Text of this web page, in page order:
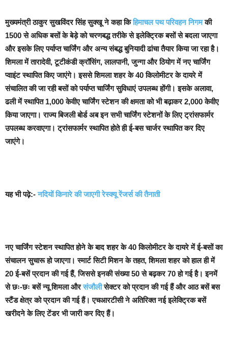
मुख्यमंत्री ठाकुर सुखविंदर सिंह सुक्खू ने कहा किहिमाचल पथ परिवहन निगमकी
1500 से अधिक बसों के बेड़े को चरणबद्ध तरीके से इलेक्ट्रिक बसों से बदला जाएगा
और इसके लिए पर्याप्त चार्जिंग और अन्य संबद्ध बुनियादी ढांचा तैयार किया जा रहा है।
शिमला में तारादेवी, टूटीकंडी क्रॉसिंग, लालपानी, जुन्गा और ठियोग में नए चार्जिंग
प्वाइंट स्थापित किए जाएंगे। इससे शिमला शहर के 40 किलोमीटर के दायरे में
संचालित की जा रही बसों को पर्याप्त चार्जिंग सुविधाएं उपलब्ध होंगी। इसके अलावा,
ढली में स्थापित 1,000 केवीए चार्जिंग स्टेशन की क्षमता को भी बढ़ाकर 2,000 केवीए
किया जाएगा। राज्य बिजली बोर्ड अब इन सभी चार्जिंग स्टेशनों के लिए ट्रांसफार्मर
उपलब्ध करवाएगा। ट्रांसफार्मर स्थापित होते ही ई-बस चार्जर स्थापित कर दिए
जाएंगे।
यह भी पढ़े:-नदियों किनारे की जाएगी रेस्क्यू रेंजर्स की तैनाती
नए चार्जिंग स्टेशन स्थापित होने के बाद शहर के 40 किलोमीटर के दायरे में ई-बसों का
संचालन सुचारू हो जाएगा। स्मार्ट सिटी मिशन के तहत, शिमला शहर को हाल ही में
20 ई-बसें प्रदान की गई हैं, जिससे इनकी संख्या 50 से बढ़कर 70 हो गई है। इनमें
से छः-छः बसें न्यू शिमला औरसंजौलीसेक्टर को प्रदान की गई हैं और आठ बसें बस
स्टैंड क्षेत्र को प्रदान की गई हैं। एचआरटीसी ने अतिरिक्त नई इलेक्ट्रिक बसें
खरीदने के लिए टेंडर भी जारी कर दिए हैं।